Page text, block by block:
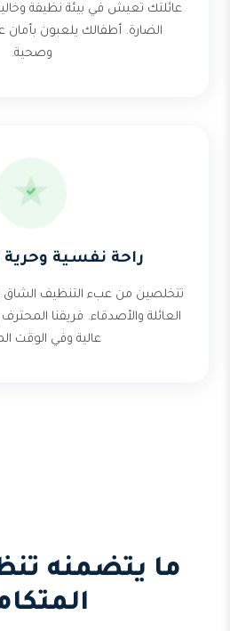
عائلتك تعيش في بيئة نظيفة وخالية
الضارة. أطفالك يلعبون
وصحية.
راحة نفسية وحرية
تتخلصين من عبء التنظيف
العائلة والأصدقاء. فريقنا
عالية وفي الوقت
ما يتضمنه